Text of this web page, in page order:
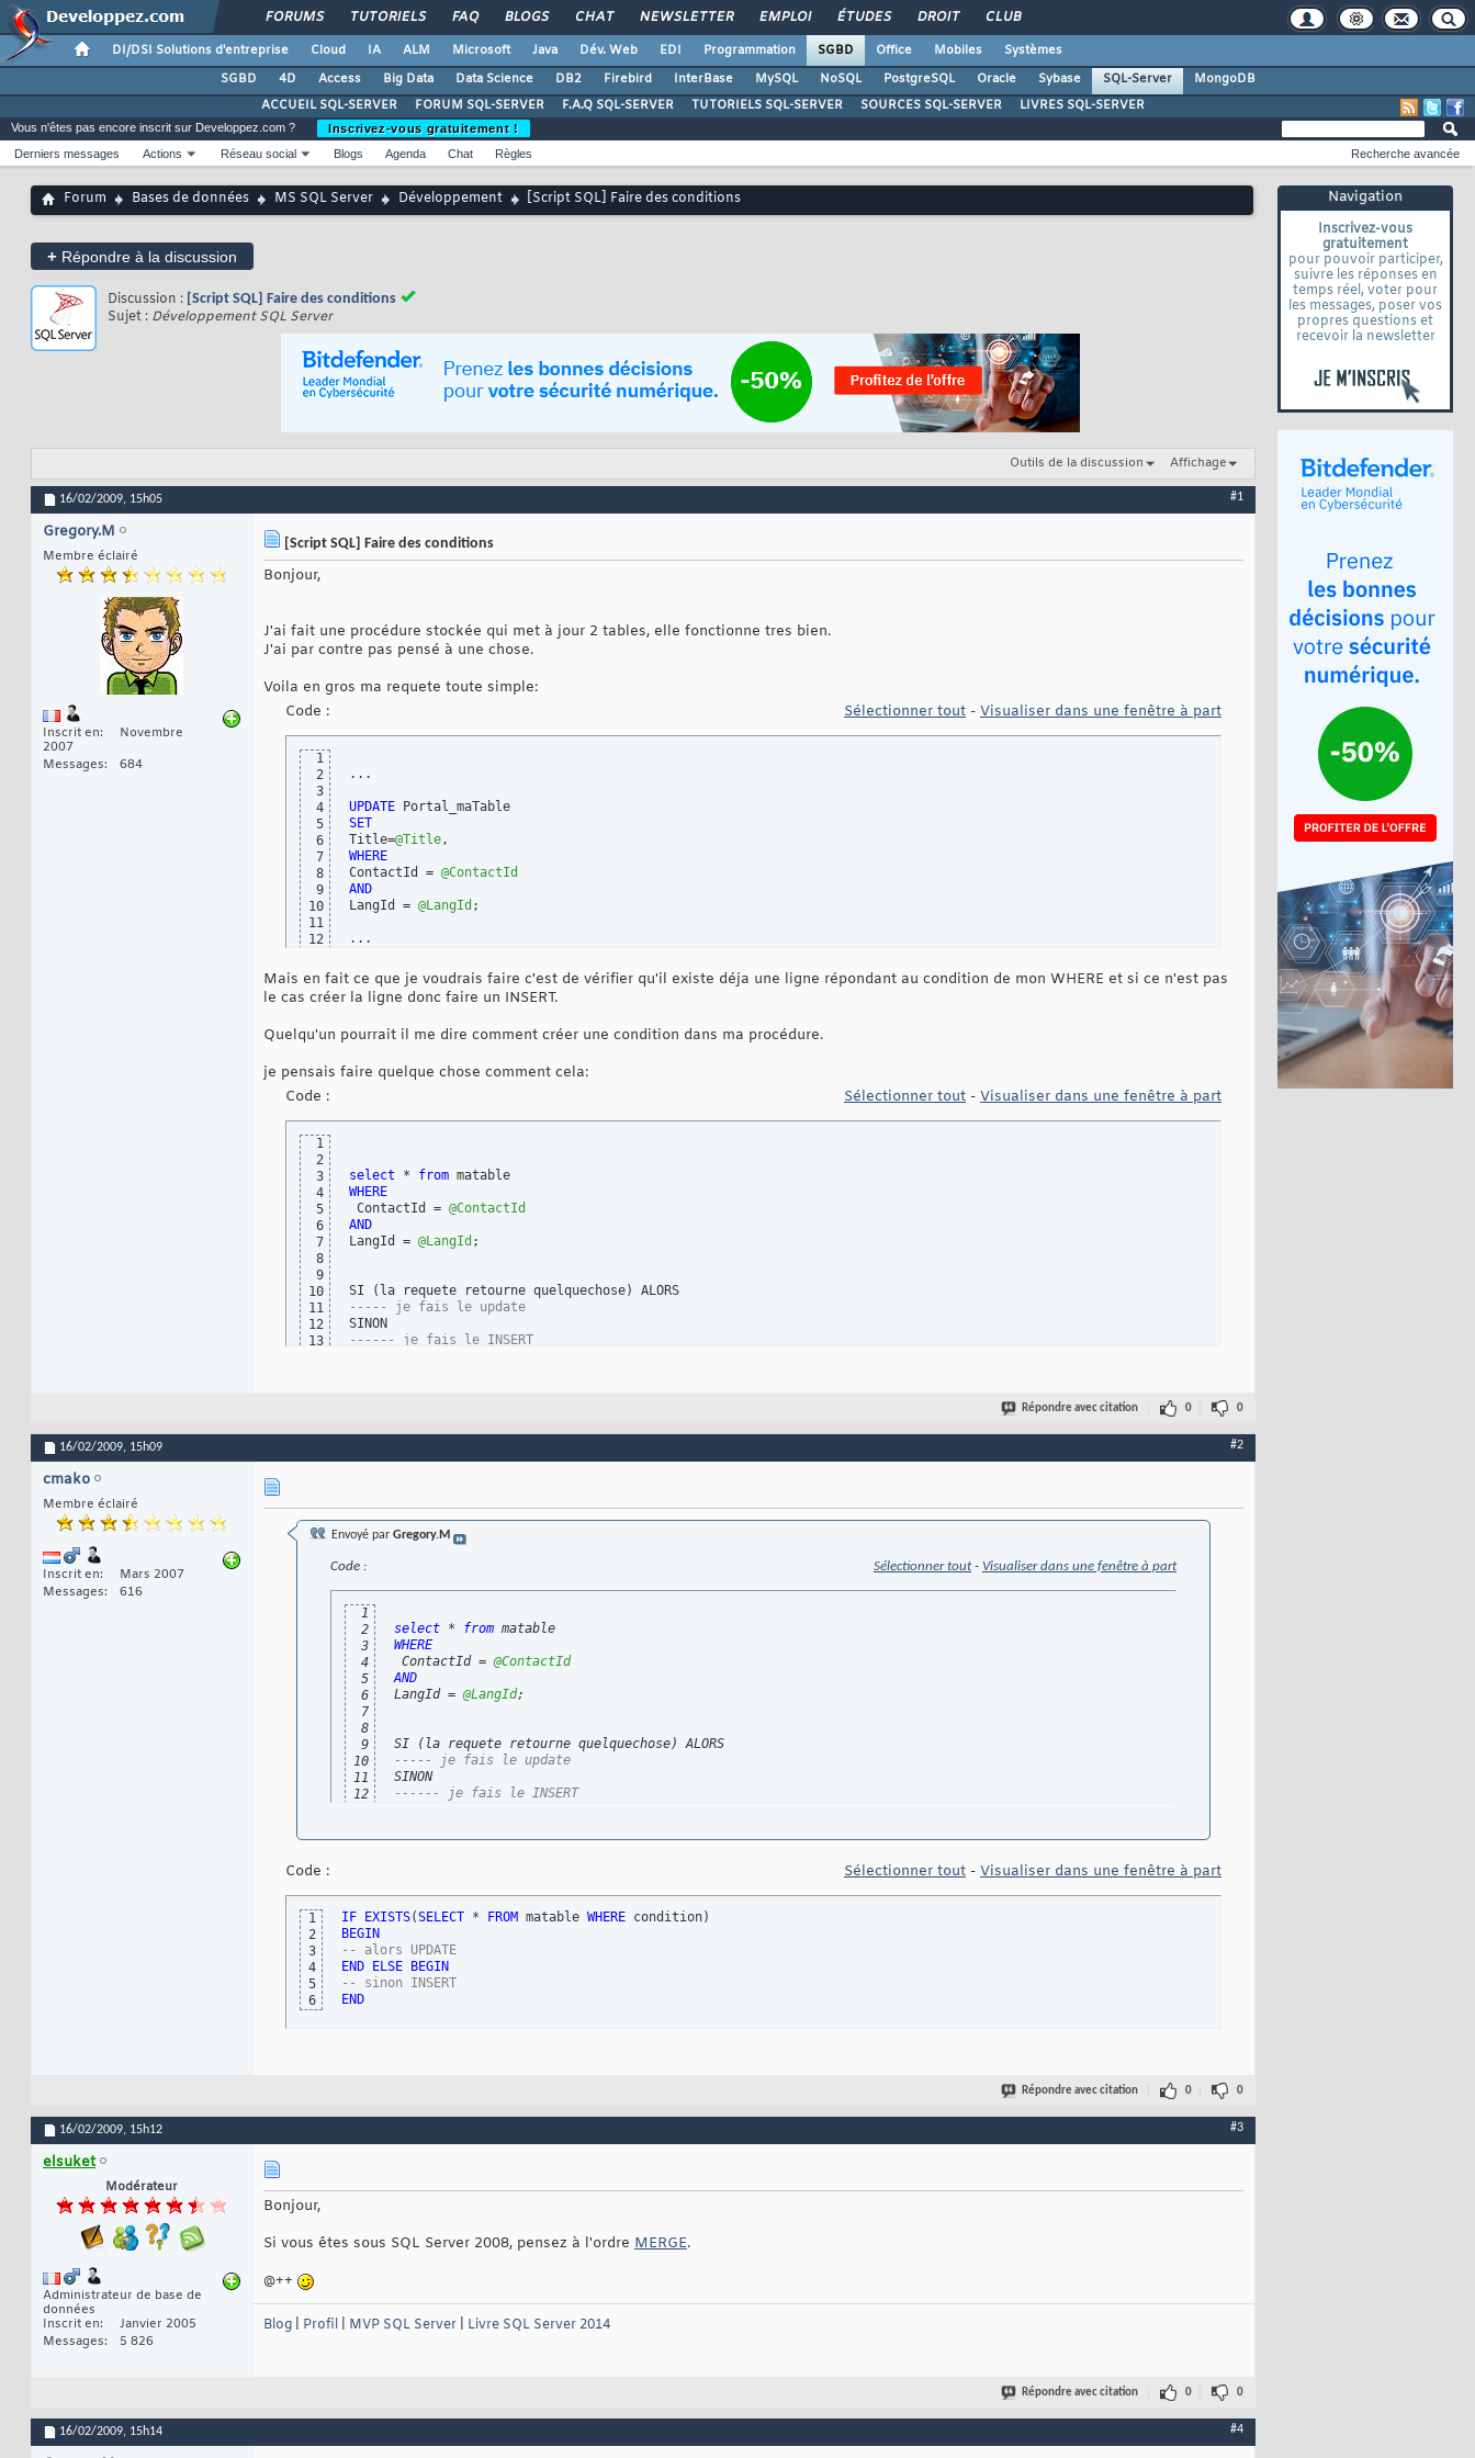
FORUMS TUTORIELS FAQ BLOGS CHAT NEWSLETTER EMPLOI ÉTUDES DROIT CLUB
DI/DSI Solutions d'entreprise Cloud IA ALM Microsoft Java Dév. Web EDI Programmation SGBD Office Mobiles
Systèmes
SGBD
4D Access Big Data Data Science DB2 Firebird InterBase MySQL NoSQL PostgreSQL Oracle Sybase SQL-Server
MongoDB
ACCUEIL SQL-SERVER
FORUM SQL-SERVER F.A.Q SQL-SERVER TUTORIELS SQL-SERVER SOURCES SQL-SERVER LIVRES SQL-SERVER
Navigation
Inscrivez-vous
gratuitement
pour pouvoir participer,
suivre les réponses en
temps réel, voter pour
les messages, poser vos
propres questions et
recevoir la newsletter
Vous n'êtes pas encore inscrit sur Developpez.com ?
Inscrivez-vous gratuitement !
Derniers messages
Actions Réseau social Blogs Agenda Chat Règles Recherche avancée
Forum Bases de données MS SQL Server Développement [Script SQL] Faire des conditions
+ Répondre à la discussion
Discussion : [Script SQL] Faire des conditions
Sujet : Développement SQL Server
Outils de la discussion Affichage
16/02/2009, 15h05 #1
Gregory.M
Membre éclairé
Inscrit en
Novembre
2007
Messages
684
[Script SQL] Faire des conditions
Bonjour,
J'ai fait une procédure stockée qui met à jour 2 tables, elle fonctionne tres bien.
J'ai par contre pas pensé à une chose.
Voila en gros ma requete toute simple:
Code :
Sélectionner tout - Visualiser dans une fenêtre à part
1
2
3
4
5
6
7
8
9
10
11
12
...
UPDATE
SET
Title=@Title
WHERE
ContactId = @ContactId
AND
LangId = @LangId ;
...
Mais en fait ce que je voudrais faire c'est de vérifier qu'il existe déja une ligne répondant au condition de mon WHERE et si ce n'est pas
le cas créer la ligne donc faire un INSERT.
Quelqu'un pourrait il me dire comment créer une condition dans ma procédure.
je pensais faire quelque chose comment cela:
Code :
Sélectionner tout - Visualiser dans une fenêtre à part
1
2
3
4
5
6
7
8
9
10
11
12
13
select * from
WHERE
ContactId = @ContactId
AND
LangId = @LangId ;
SI ( la requete retourne quelquechose)
----- je fais le update
------ je fais le INSERT
Répondre avec citation 0 0
16/02/2009, 15h09 #2
cmako
Membre éclairé
Inscrit en
Mars 2007
Messages
616
Envoyé par Gregory.M
Code : Sélectionner tout- Visualiser dans une fenêtre à part
1
2
3
4
5
6
7
8
9
10
11
12
select * from
WHERE
ContactId = @ContactId
AND
LangId = @LangId;
SI ( la requete retourne quelquechose)
----- je fais le update
------ je fais le INSERT
Code : Sélectionner tout - Visualiser dans une fenêtre à part
1
2
3
4
5
6
IF EXISTS(SELECT * FROM matable WHERE condition)
BEGIN
-- alors UPDATE
END
ELSE
BEGIN
-- sinon INSERT
END
Répondre avec citation 0 0
16/02/2009, 15h12 #3
elsuket
Modérateur
Administrateur de base de
données
Inscrit en
Janvier 2005
Messages
5 826
Bonjour,
Si vous êtes sous SQL Server 2008, pensez à l'ordre MERGE.
@++
Blog | Profil | MVP SQL Server | Livre SQL Server 2014
Répondre avec citation 0 0
16/02/2009, 15h14 #4